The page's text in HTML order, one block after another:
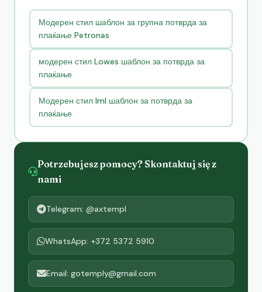
Модерен стил шаблон за групна потврда за
плаќање Petronas
модерен стил Lowes шаблон за потврда за
плаќање
Модерен стил Iml шаблон за потврда за
плаќање
Potrzebujesz pomocy? Skontaktuj się z
nami
Telegram: @axtempl
WhatsApp: +372 5372 5910
Email: gotemply@gmail.com